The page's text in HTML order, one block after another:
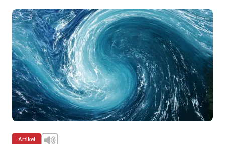
Artikel